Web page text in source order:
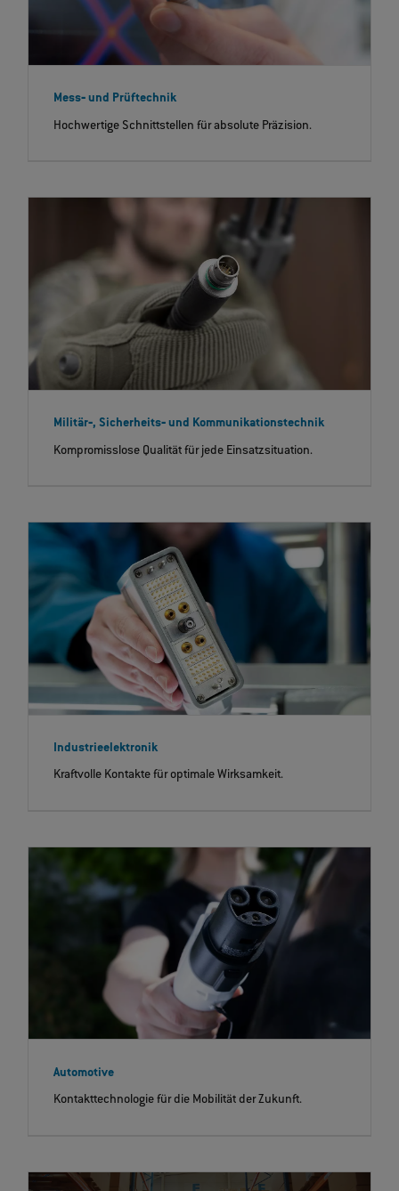
Mess‐ und Prüftechnik
Hochwertige Schnittstellen für absolute Präzision.
Militär‐, Sicherheits‐ und Kommunikationstechnik
Kompromisslose Qualität für jede Einsatzsituation.
Industrieelektronik
Kraftvolle Kontakte für optimale Wirksamkeit.
Automotive
Kontakttechnologie für die Mobilität der Zukunft.